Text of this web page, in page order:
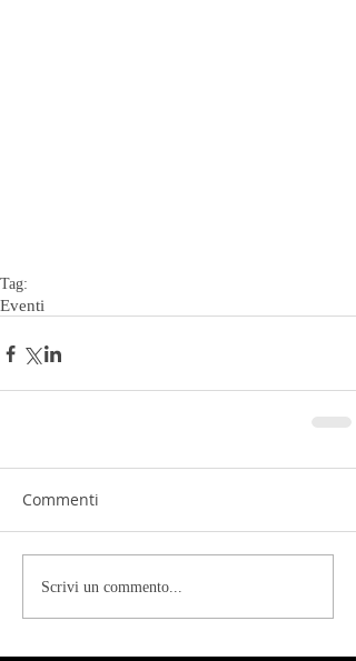
Tag:
Eventi
Commenti
Scrivi un commento...